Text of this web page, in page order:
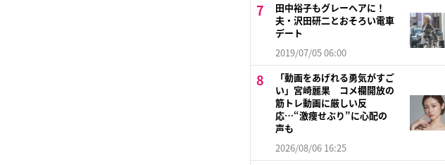
田中裕子もグレーヘアに！
夫・沢田研二とおそろい電車
デート
2019/07/05 06:00
「動画をあげれる勇気がすご
い」宮崎麗果 コメ欄開放の
筋トレ動画に厳しい反
応…“激痩せぶり”に心配の
声も
2026/08/06 16:25